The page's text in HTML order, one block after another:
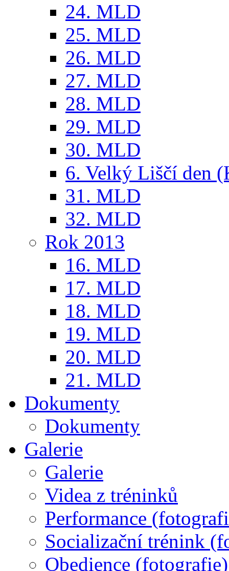
24. MLD
25. MLD
26. MLD
27. MLD
28. MLD
29. MLD
30. MLD
6. Velký Liščí den
31. MLD
32. MLD
Rok 2013
16. MLD
17. MLD
18. MLD
19. MLD
20. MLD
21. MLD
Dokumenty
Dokumenty
Galerie
Galerie
Videa z tréninků
Performance
Socializační trénink
Obedience (fotografie)